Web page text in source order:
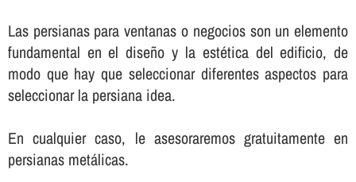
Las persianas para ventanas o negocios son un elemento
fundamental en el diseño y la estética del edificio, de
modo que hay que seleccionar diferentes aspectos para
seleccionar la persiana idea.
En cualquier caso, le asesoraremos gratuitamente en
persianas metálicas.